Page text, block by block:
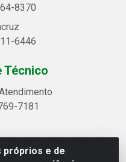
próprios e de
8370
6446
Técnico
7181
Alegre, 2521 -